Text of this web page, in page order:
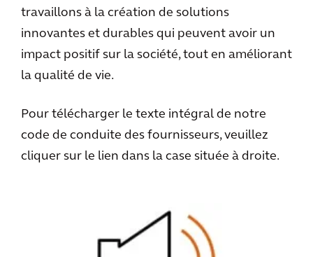
travaillons à la création de solutions
innovantes et durables qui peuvent avoir un
impact positif sur la société, tout en améliorant
la qualité de vie.
Pour télécharger le texte intégral de notre
code de conduite des fournisseurs, veuillez
cliquer sur le lien dans la case située à droite.